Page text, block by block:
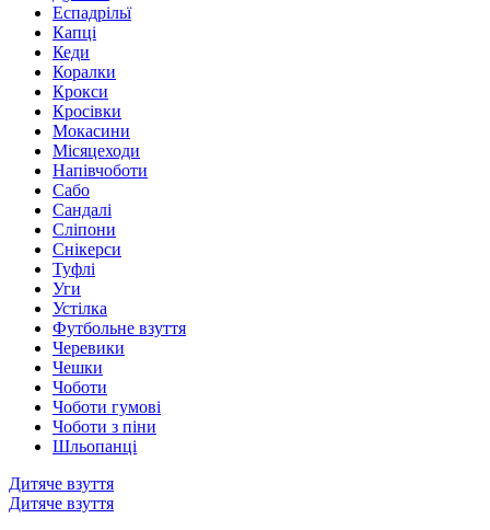
Еспадрільї
Капці
Кеди
Коралки
Крокси
Кросівки
Мокасини
Місяцеходи
Напівчоботи
Сабо
Сандалі
Сліпони
Снікерси
Туфлі
Уги
Устілка
Футбольне взуття
Черевики
Чешки
Чоботи
Чоботи гумові
Чоботи з піни
Шльопанці
Дитяче взуття
Дитяче взуття